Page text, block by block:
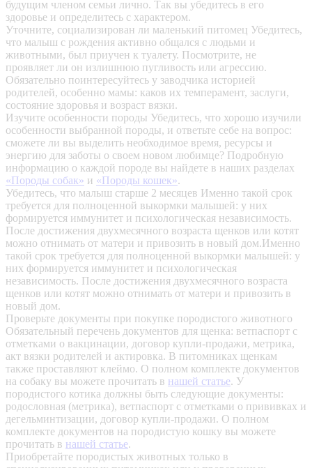
будущим членом семьи лично. Так вы убедитесь в его
здоровье и определитесь с характером.
Уточните, социализирован ли маленький питомец Убедитесь,
что малыш с рождения активно общался с людьми и
животными, был приучен к туалету. Посмотрите, не
проявляет ли он излишнюю пугливость или агрессию.
Обязательно поинтересуйтесь у заводчика историей
родителей, особенно мамы: каков их темперамент, заслуги,
состояние здоровья и возраст вязки.
Изучите особенности породы Убедитесь, что хорошо изучили
особенности выбранной породы, и ответьте себе на вопрос:
сможете ли вы выделить необходимое время, ресурсы и
энергию для заботы о своем новом любимце? Подробную
информацию о каждой породе вы найдете в наших разделах
«Породы собак» и «Породы кошек».
Убедитесь, что малыш старше 2 месяцев Именно такой срок
требуется для полноценной выкормки малышей: у них
формируется иммунитет и психологическая независимость.
После достижения двухмесячного возраста щенков или котят
можно отнимать от матери и привозить в новый дом.Именно
такой срок требуется для полноценной выкормки малышей: у
них формируется иммунитет и психологическая
независимость. После достижения двухмесячного возраста
щенков или котят можно отнимать от матери и привозить в
новый дом.
Проверьте документы при покупке породистого животного
Обязательный перечень документов для щенка: ветпаспорт с
отметками о вакцинации, договор купли-продажи, метрика,
акт вязки родителей и актировка. В питомниках щенкам
также проставляют клеймо. О полном комплекте документов
на собаку вы можете прочитать в нашей статье. У
породистого котика должны быть следующие документы:
родословная (метрика), ветпаспорт с отметками о прививках и
дегельминтизации, договор купли-продажи. О полном
комплекте документов на породистую кошку вы можете
прочитать в нашей статье.
Приобретайте породистых животных только в